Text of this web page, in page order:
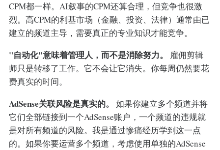
CPM都一样。AI叙事的CPM还算合理，但竞争也很激
烈。高CPM的利基市场（金融、投资、法律）通常由已
建立的频道主导，需要真正的专业知识才能竞争。
"自动化"意味着管理人，而不是消除努力。
雇佣剪辑
师只是转移了工作。它不会让它消失。你每周仍然要花
费真实的时间。
AdSense关联风险是真实的。
如果你建立多个频道并将
它们全部链接到一个AdSense账户，一个频道的违规就
是对所有频道的风险。我是通过惨痛经历学到这一点
的。如果你要运营多个频道，考虑使用单独的AdSense